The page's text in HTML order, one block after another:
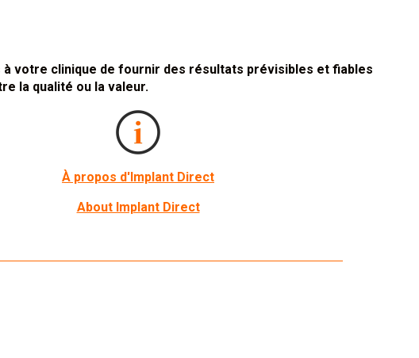
à votre clinique de fournir des résultats prévisibles et fiables
la qualité ou la valeur.
À propos d'Implant Direct
About Implant Direct